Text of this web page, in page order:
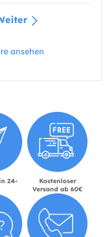
ansehen
24-
Kostenloser
Versand ab 60€